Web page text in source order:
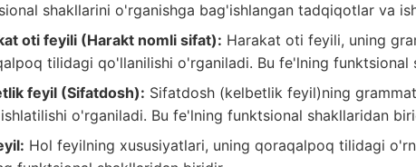
shakllarini o'rganishga bag'ishlangan tadqiqotlar va
oti feyili (Harakt nomli sifat): Harakat oti feyili, uning
tilidagi qo'llanilishi o'rganiladi. Bu fe'lning funktsional
feyil (Sifatdosh): Sifatdosh (kelbetlik feyil)ning
o'rganiladi. Bu fe'lning funktsional shakllaridan
Hol feyilning xususiyatlari, uning qoraqalpoq tilidagi